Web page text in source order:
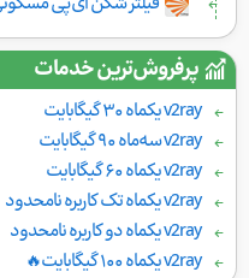
پرفروش‌ترین خدمات
v2ray یکماه ۳۰ گیگابایت
v2ray سه‌ماه ۹۰ گیگابایت
v2ray یکماه ۶۰ گیگابایت
v2ray یکماه تک کاربره نامحدود
v2ray یکماه دو کاربره نامحدود
v2ray یکماه ۱۰۰ گیگابایت🔥